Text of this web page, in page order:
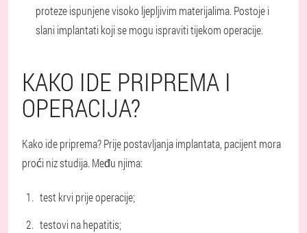
proteze ispunjene visoko ljepljivim materijalima. Postoje i
slani implantati koji se mogu ispraviti tijekom operacije.
KAKO IDE PRIPREMA I
OPERACIJA?
Kako ide priprema? Prije postavljanja implantata, pacijent mora
proći niz studija. Među njima:
test krvi prije operacije;
testovi na hepatitis;